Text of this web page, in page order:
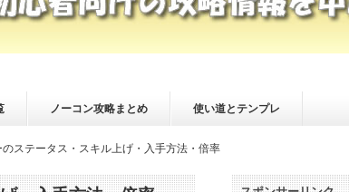
ノーコン攻略まとめ 使い道とテンプレ
のステータス・スキル上げ・入手方法・倍率